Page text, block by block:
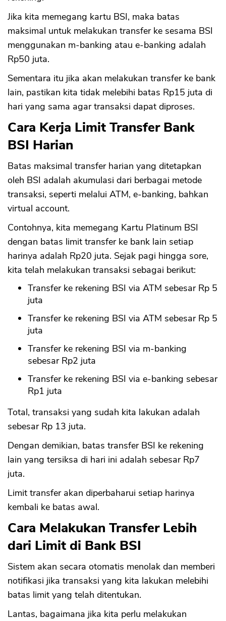
Jika kita memegang kartu BSI, maka batas
maksimal untuk melakukan transfer ke sesama BSI
menggunakan m-banking atau e-banking adalah
Rp50 juta.
Sementara itu jika akan melakukan transfer ke bank
lain, pastikan kita tidak melebihi batas Rp15 juta di
hari yang sama agar transaksi dapat diproses.
Cara Kerja Limit Transfer Bank
BSI Harian
Batas maksimal transfer harian yang ditetapkan
oleh BSI adalah akumulasi dari berbagai metode
transaksi, seperti melalui ATM, e-banking, bahkan
virtual account.
Contohnya, kita memegang Kartu Platinum BSI
dengan batas limit transfer ke bank lain setiap
harinya adalah Rp20 juta. Sejak pagi hingga sore,
kita telah melakukan transaksi sebagai berikut:
Transfer ke rekening BSI via ATM sebesar Rp 5
juta
Transfer ke rekening BSI via ATM sebesar Rp 5
juta
Transfer ke rekening BSI via m-banking
sebesar Rp2 juta
Transfer ke rekening BSI via e-banking sebesar
Rp1 juta
Total, transaksi yang sudah kita lakukan adalah
sebesar Rp 13 juta.
Dengan demikian, batas transfer BSI ke rekening
lain yang tersiksa di hari ini adalah sebesar Rp7
juta.
Limit transfer akan diperbaharui setiap harinya
kembali ke batas awal.
Cara Melakukan Transfer Lebih
dari Limit di Bank BSI
Sistem akan secara otomatis menolak dan memberi
notifikasi jika transaksi yang kita lakukan melebihi
batas limit yang telah ditentukan.
Lantas, bagaimana jika kita perlu melakukan
OK
CANCEL